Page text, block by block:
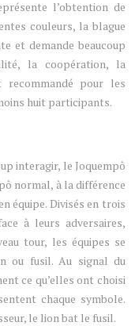
l’obtention de
couleurs, la blague
et demande beaucoup
la coopération, la
pour les
huit participants.
interagir, le Joquempô
normal, à la différence
équipe. Divisés en trois
à leurs adversaires,
tour, les équipes se
ou fusil. Au signal du
ce qu’elles ont choisi
chaque symbole.
le lion bat le fusil.